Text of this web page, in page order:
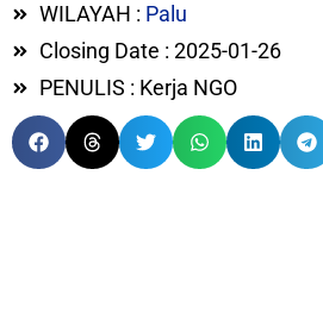
WILAYAH : Palu
Closing Date : 2025-01-26
PENULIS : Kerja NGO